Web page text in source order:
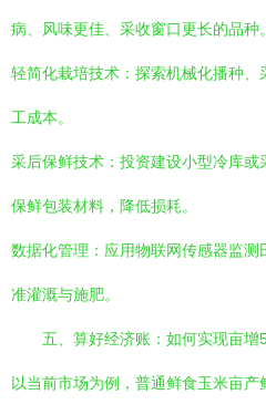
病、风味更佳、采收窗口更长的品种。
轻简化栽培技术：探索机械化播种、
工成本。
采后保鲜技术：投资建设小型冷库
保鲜包装材料，降低损耗。
数据化管理：应用物联网传感器监
准灌溉与施肥。
五、算好经济账：如何实现亩增
以当前市场为例，普通鲜食玉米亩